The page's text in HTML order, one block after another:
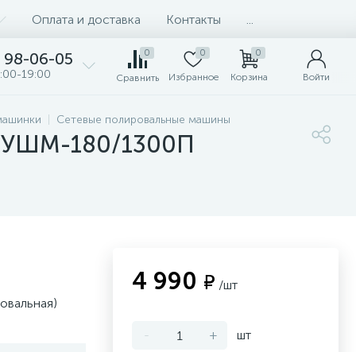
Оплата и доставка Контакты
98-06-05
19:00
0
Сравнить
0
Избранное
0
Корзина Войти
Сетевые полировальные машины
УШМ-180/1300П
4 990 ₽ /шт
- + шт